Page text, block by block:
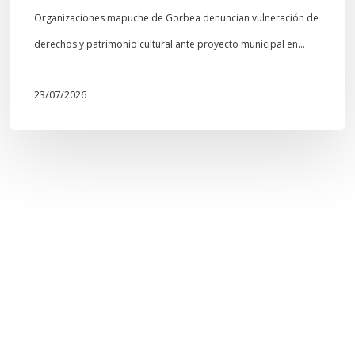
Organizaciones mapuche de Gorbea denuncian vulneración de
derechos y patrimonio cultural ante proyecto municipal en…
23/07/2026